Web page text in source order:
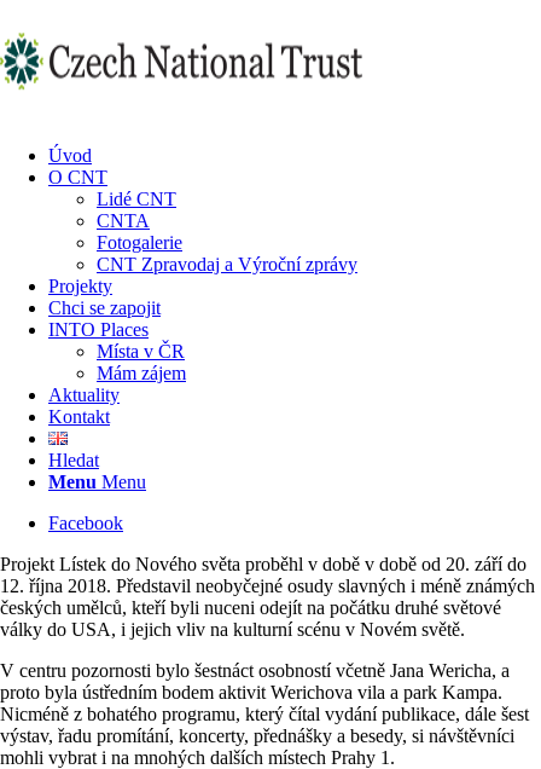
Úvod
O CNT
Lidé CNT
CNTA
Fotogalerie
CNT Zpravodaj a Výroční zprávy
Projekty
Chci se zapojit
INTO Places
Místa v ČR
Mám zájem
Aktuality
Kontakt
Hledat
Menu Menu
Facebook
Projekt Lístek do Nového světa proběhl v době v době od 20. září do
12. října 2018. Představil neobyčejné osudy slavných i méně známých
českých umělců, kteří byli nuceni odejít na počátku druhé světové
války do USA, i jejich vliv na kulturní scénu v Novém světě.
V centru pozornosti bylo šestnáct osobností včetně Jana Wericha, a
proto byla ústředním bodem aktivit Werichova vila a park Kampa.
Nicméně z bohatého programu, který čítal vydání publikace, dále šest
výstav, řadu promítání, koncerty, přednášky a besedy, si návštěvníci
mohli vybrat i na mnohých dalších místech Prahy 1.